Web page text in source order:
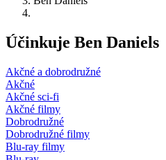
Účinkuje Ben Daniels
Akčné a dobrodružné
Akčné
Akčné sci-fi
Akčné filmy
Dobrodružné
Dobrodružné filmy
Blu-ray filmy